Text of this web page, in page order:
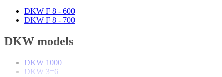
DKW F 8 - 600
DKW F 8 - 700
DKW models
DKW 1000
DKW 3=6